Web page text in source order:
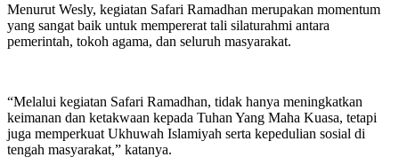
Menurut Wesly, kegiatan Safari Ramadhan merupakan momentum
yang sangat baik untuk mempererat tali silaturahmi antara
pemerintah, tokoh agama, dan seluruh masyarakat.
“Melalui kegiatan Safari Ramadhan, tidak hanya meningkatkan
keimanan dan ketakwaan kepada Tuhan Yang Maha Kuasa, tetapi
juga memperkuat Ukhuwah Islamiyah serta kepedulian sosial di
tengah masyarakat,” katanya.